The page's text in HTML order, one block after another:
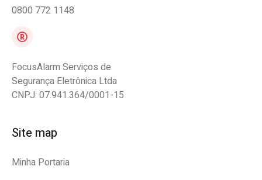
0800 772 1148
FocusAlarm Serviços de
Segurança Eletrônica Ltda
CNPJ: 07.941.364/0001-15
Site map
Minha Portaria